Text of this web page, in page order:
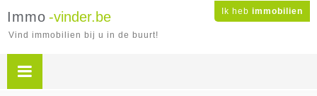
Ik heb immobilien
Immo -vinder.be
Vind immobilien bij u in de buurt!